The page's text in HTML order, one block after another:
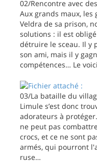
02/Rencontre avec
Aux grands maux,
Veldra de sa prison,
solutions : il est
détruire le sceau. Il y
son ami, mais il y
compétences… Le
03/La bataille du
Limule s’est donc
adorateurs à
ne peut pas
crocs, et ce ne sont
armés, qui pourront
ruse…